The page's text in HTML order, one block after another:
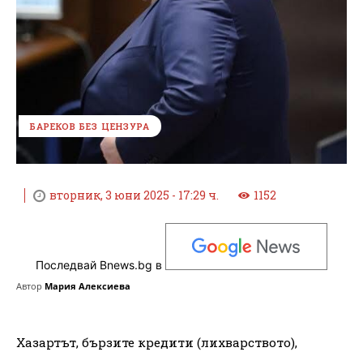
БАРЕКОВ БЕЗ ЦЕНЗУРА
вторник, 3 юни 2025 - 17:29 ч. 1152
Последвай Bnews.bg в
Автор Мария Алексиева
Хазартът, бързите кредити (лихварството),